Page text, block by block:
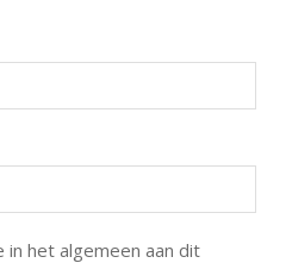
het algemeen aan dit